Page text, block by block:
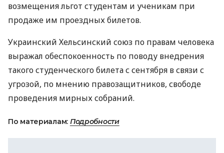
возмещения льгот студентам и ученикам при
продаже им проездных билетов.
Украинский Хельсинский союз по правам человека
выражал обеспокоенность по поводу внедрения
такого студенческого билета с сентября в связи с
угрозой, по мнению правозащитников, свободе
проведения мирных собраний.
По материалам: Подробности